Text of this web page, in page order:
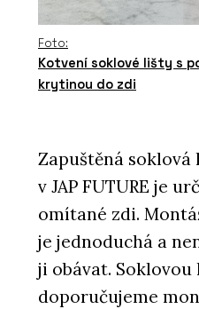
Foto:
Kotvení soklové lišty s
krytinou do zdi
Zapuštěná soklová
v JAP FUTURE je
omítané zdi.
je jednoduchá a
ji obávat. Soklovou
doporučujeme